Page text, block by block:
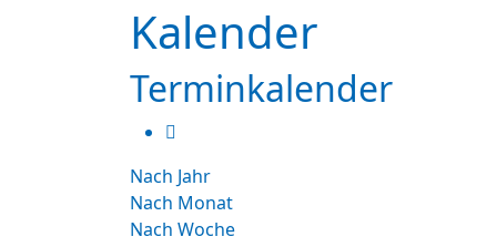
Kalender
Terminkalender
Nach Jahr
Nach Monat
Nach Woche